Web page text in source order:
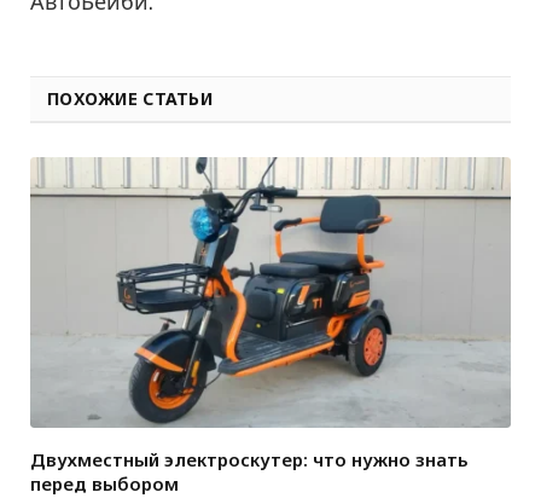
ПОХОЖИЕ СТАТЬИ
Двухместный электроскутер: что нужно знать
перед выбором